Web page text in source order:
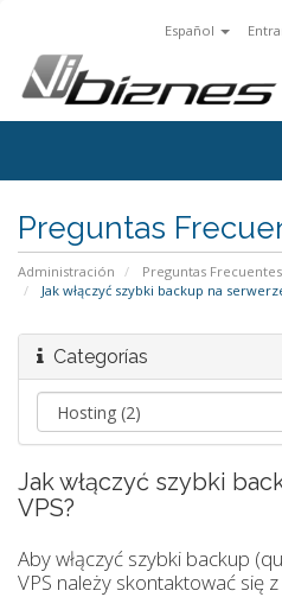
Español
Preguntas
Administración Preguntas Frecuentes
Jak włączyć szybki backup na
Categorías
Jak włączyć szybki
VPS?
Aby włączyć szybki backup
VPS należy skontaktować się